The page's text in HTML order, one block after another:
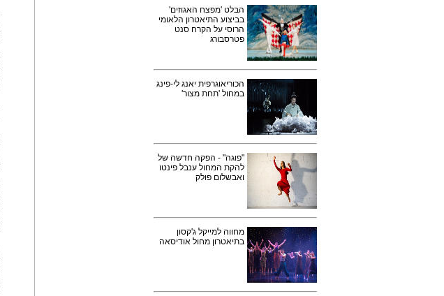
הבלט 'מפצח האגוזים'
בביצוע התיאטרון הלאומי
הרוסי על הקרח סנט
פטרסבורג
הכוריאוגרפית יאנג לי-פינג
במחול 'תחת מצור'
"פוגה" - הפקה חדשה של
להקת המחול ענבל פינטו
ואבשלום פולק
מחווה למייקל ג'קסון
בתיאטרון מחול אודיסאה